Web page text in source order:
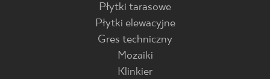
Płytki tarasowe
Płytki elewacyjne
Gres techniczny
Mozaiki
Klinkier